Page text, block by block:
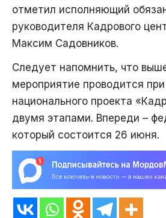
отметил исполняющий
руководителя Кадрового
Максим Садовников.
Следует напомнить, что
мероприятие проводится
национального проекта
двумя этапами. Впереди –
который состоится 26 июня.